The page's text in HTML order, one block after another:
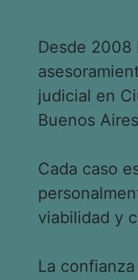
Desde 2008
judicial en
Buenos
Cada caso
viabilidad y
La